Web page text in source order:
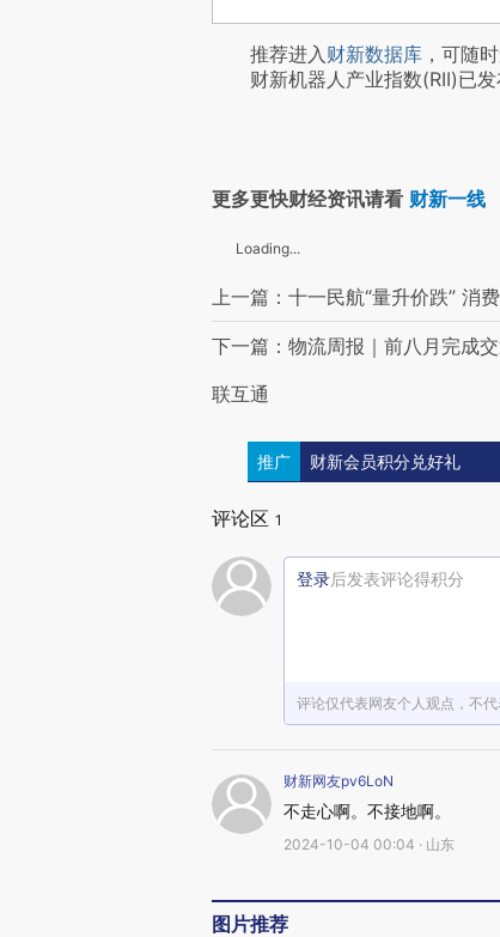
推荐进入财新数据库 ，可随
财新机器人产业指数(RII)已发
更多更快财经资讯请看 财新一线
Loading...
上一篇：十一民航“量升价跌” 消
下一篇：物流周报｜前八月完成
联互通
推广 财新会员积分兑好礼
评论区 1
登录后发表评论得积分
评论仅代表网友个人观点，不
财新网友pv6LoN
不走心啊。不接地啊。
2024-10-04 00:04 · 山东
图片推荐